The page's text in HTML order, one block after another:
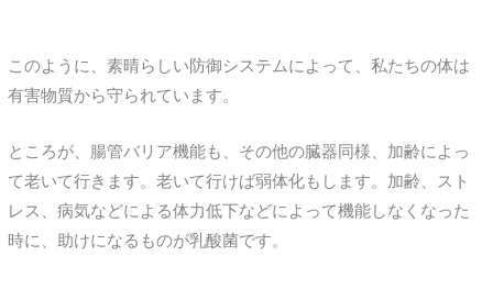
このように、素晴らしい防御システムによって、私たちの体は
有害物質から守られています。
ところが、腸管バリア機能も、その他の臓器同様、加齢によっ
て老いて行きます。老いて行けば弱体化もします。加齢、スト
レス、病気などによる体力低下などによって機能しなくなった
時に、助けになるものが乳酸菌です。